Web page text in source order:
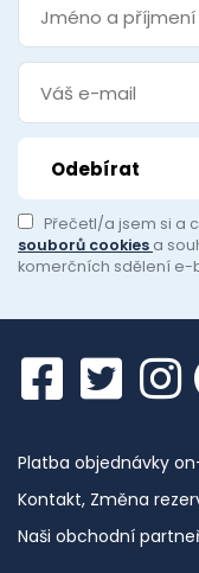
Přečetl/a jsem si a
souborů cookies a
komerčních sdělení
Platba objednávky
Kontakt, Změna
Naši obchodní